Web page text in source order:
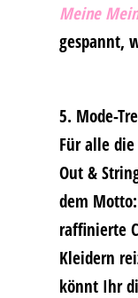
Meine
gespannt,
5. Mode-
Für alle
Out &
dem
raffinierte
Kleidern
könnt Ihr